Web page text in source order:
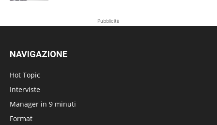
Pubblicità
NAVIGAZIONE
Hot Topic
Interviste
Manager in 9 minuti
Format